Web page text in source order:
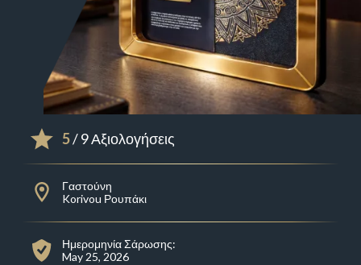
5/ 9 Αξιολογήσεις
Γαστούνη
Korivou Ρουπάκι
Ημερομηνία Σάρωσης:
May 25, 2026